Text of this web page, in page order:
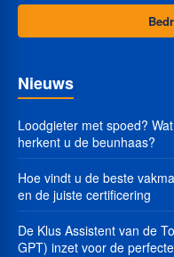
Nieuws
Loodgieter met spoed?
herkent u de beunhaas?
Hoe vindt u de beste
en de juiste certificering
De Klus Assistent van de
GPT) inzet voor de